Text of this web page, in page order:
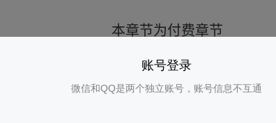
账号登录
微信和QQ是两个独立账号，账号信息不互通